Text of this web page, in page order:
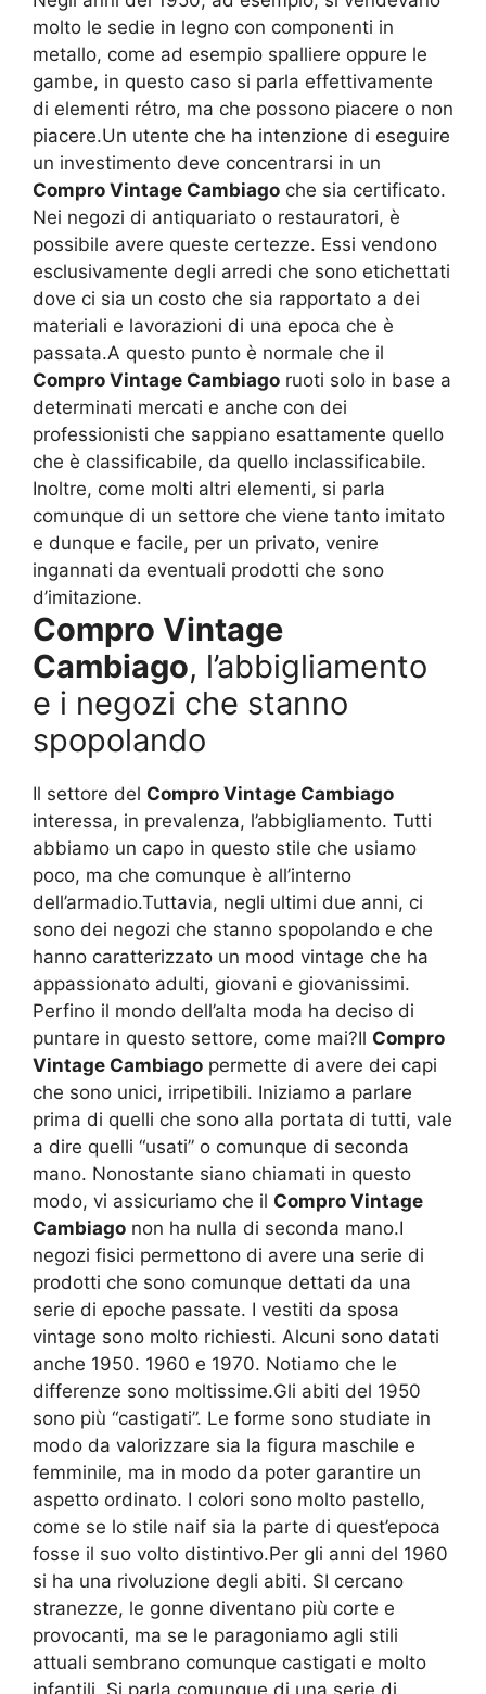
molto le sedie in legno con componenti in
metallo, come ad esempio spalliere oppure le
gambe, in questo caso si parla effettivamente
di elementi rétro, ma che possono piacere o non
piacere.Un utente che ha intenzione di eseguire
un investimento deve concentrarsi in un
Compro Vintage Cambiago che sia certificato.
Nei negozi di antiquariato o restauratori, è
possibile avere queste certezze. Essi vendono
esclusivamente degli arredi che sono etichettati
dove ci sia un costo che sia rapportato a dei
materiali e lavorazioni di una epoca che è
passata.A questo punto è normale che il
Compro Vintage Cambiago ruoti solo in base a
determinati mercati e anche con dei
professionisti che sappiano esattamente quello
che è classificabile, da quello inclassificabile.
Inoltre, come molti altri elementi, si parla
comunque di un settore che viene tanto imitato
e dunque e facile, per un privato, venire
ingannati da eventuali prodotti che sono
d’imitazione.
Compro Vintage
Cambiago, l’abbigliamento
e i negozi che stanno
spopolando
Il settore del Compro Vintage Cambiago
interessa, in prevalenza, l’abbigliamento. Tutti
abbiamo un capo in questo stile che usiamo
poco, ma che comunque è all’interno
dell’armadio.Tuttavia, negli ultimi due anni, ci
sono dei negozi che stanno spopolando e che
hanno caratterizzato un mood vintage che ha
appassionato adulti, giovani e giovanissimi.
Perfino il mondo dell’alta moda ha deciso di
puntare in questo settore, come mai?Il Compro
Vintage Cambiago permette di avere dei capi
che sono unici, irripetibili. Iniziamo a parlare
prima di quelli che sono alla portata di tutti, vale
a dire quelli “usati” o comunque di seconda
mano. Nonostante siano chiamati in questo
modo, vi assicuriamo che il Compro Vintage
Cambiago non ha nulla di seconda mano.I
negozi fisici permettono di avere una serie di
prodotti che sono comunque dettati da una
serie di epoche passate. I vestiti da sposa
vintage sono molto richiesti. Alcuni sono datati
anche 1950. 1960 e 1970. Notiamo che le
differenze sono moltissime.Gli abiti del 1950
sono più “castigati”. Le forme sono studiate in
modo da valorizzare sia la figura maschile e
femminile, ma in modo da poter garantire un
aspetto ordinato. I colori sono molto pastello,
come se lo stile naif sia la parte di quest’epoca
fosse il suo volto distintivo.Per gli anni del 1960
si ha una rivoluzione degli abiti. SI cercano
stranezze, le gonne diventano più corte e
provocanti, ma se le paragoniamo agli stili
attuali sembrano comunque castigati e molto